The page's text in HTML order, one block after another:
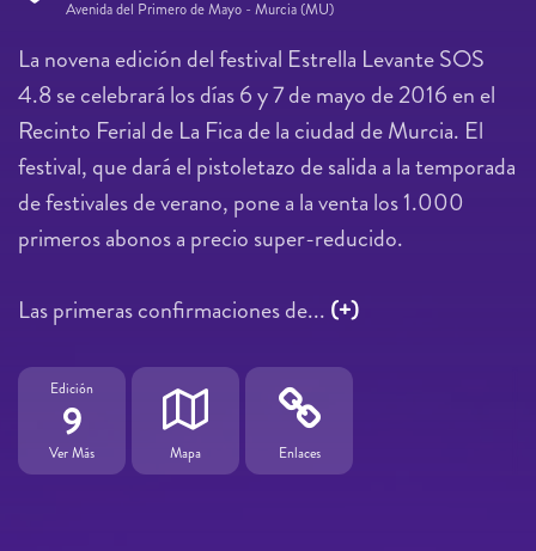
Avenida del Primero de Mayo - Murcia (MU)
La novena edición del festival Estrella Levante SOS
4.8 se celebrará los días 6 y 7 de mayo de 2016 en el
Recinto Ferial de La Fica de la ciudad de Murcia. El
festival, que dará el pistoletazo de salida a la temporada
de festivales de verano, pone a la venta los 1.000
primeros abonos a precio super-reducido.
Las primeras confirmaciones de... (+)
Edición
9
Ver Más Mapa Enlaces